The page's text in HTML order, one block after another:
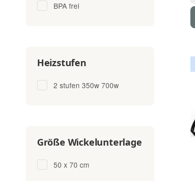
BPA frei
Heizstufen
2 stufen 350w 700w
Größe Wickelunterlage
50 x 70 cm